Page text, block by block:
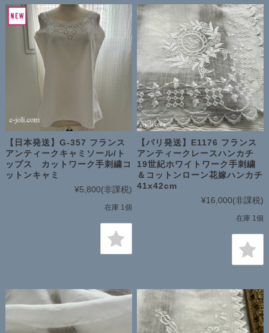
【日本発送】G-357 フランス
アンティークキャミソール/ト
ップス カットワーク手刺繍コ
ットンキャミ
¥5,800(非課税)
在庫 1個
【パリ発送】E1176 フランス
アンティークレースハンカチ
19世紀ホワイトワーク手刺繍
＆コットンローン花嫁ハンカチ
41x42cm
¥16,000(非課税)
在庫 1個